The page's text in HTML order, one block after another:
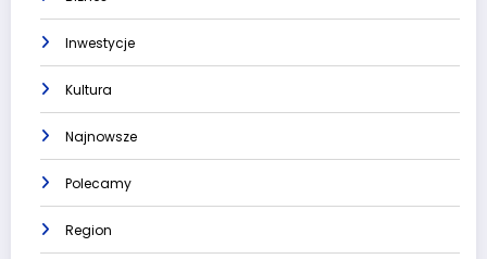
Inwestycje
Kultura
Najnowsze
Polecamy
Region